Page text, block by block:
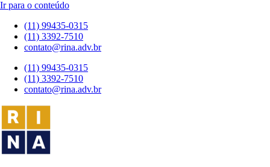
Ir para o conteúdo
(11) 99435-0315
(11) 3392-7510
contato@rina.adv.br
(11) 99435-0315
(11) 3392-7510
contato@rina.adv.br